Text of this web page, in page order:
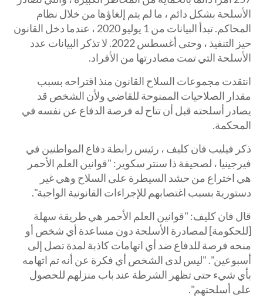
الأسلحة بشكل دائم ، ما لم يتم إلغاؤها من خلال نظام
المحاكم. تبدأ البيانات من 1 يوليو 2020 ، عندما دخل القانون
حيز التنفيذ ، وحتى أغسطس 2022. لا تذكر البيانات عدد
الأسلحة التي تمت مصادرتها من الأفراد.
انتقدت مجموعات السلاح القانون منذ اقتراحه بسبب
مقدار الصلاحيات الممنوحة للقاضي ولأن الشخص قد
يصادر أسلحته قبل أن تتاح له فرصة الدفاع عن نفسه في
المحكمة.
ذكر فيليب فان كليف ، رئيس رابطة دفاع المواطنين في
فيرجينيا ، لصحيفة ذا سنتر سكوير: "قوانين العلم الأحمر
هي اختراع من حشد السيطرة على السلاح وهي غير
دستورية بسبب اغتصابهم للإجراءات القانونية الواجبة".
قال فان كليف: "قوانين العلم الأحمر هي طريقة سهلة
[للحكومة] لمصادرة الأسلحة دون مساعدة أي شخص أو
منحه فرصة للدفاع ضد أي اتهامات كاذبة لمدة تصل إلى
أسبوعين". "ليس لدى الشخص أي فكرة عن أنه تم اتهامه
بأي شيء حتى تظهر الشرطة عند باب منزلهم للحصول
على أسلحتهم".